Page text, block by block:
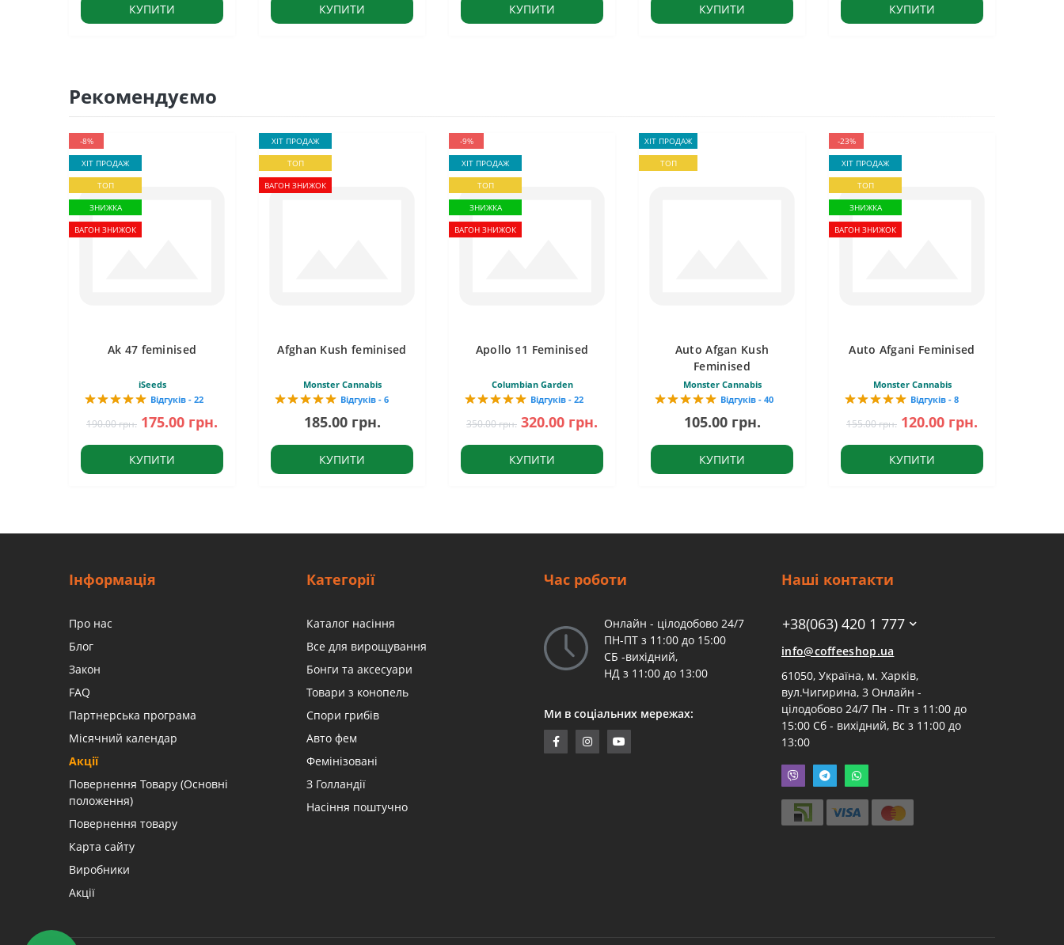
КУПИТИ КУПИТИ КУПИТИ КУПИТИ КУПИТИ
Рекомендуємо
-8%
ХІТ ПРОДАЖ
ТОП
ЗНИЖКА
ВАГОН ЗНИЖОК
Ak 47 feminised
iSeeds
Відгуків - 22
190.00 грн. 175.00 грн.
КУПИТИ
ХІТ ПРОДАЖ
ТОП
ВАГОН ЗНИЖОК
Afghan Kush feminised
Monster Cannabis
Відгуків - 6
185.00 грн.
КУПИТИ
-9%
ХІТ ПРОДАЖ
ТОП
ЗНИЖКА
ВАГОН ЗНИЖОК
Apollo 11 Feminised
Columbian Garden
Відгуків - 22
350.00 грн. 320.00 грн.
КУПИТИ
ХІТ ПРОДАЖ
ТОП
Auto Afgan Kush
Feminised
Monster Cannabis
Відгуків - 40
105.00 грн.
КУПИТИ
-23%
ХІТ ПРОДАЖ
ТОП
ЗНИЖКА
ВАГОН ЗНИЖОК
Auto Afgani Feminised
Monster Cannabis
Відгуків - 8
155.00 грн. 120.00 грн.
КУПИТИ
Інформація
Про нас
Блог
Закон
FAQ
Партнерська програма
Місячний календар
Акції
Повернення Товару (Основні
положення)
Повернення товару
Карта сайту
Виробники
Акції
Категорії
Каталог насіння
Все для вирощування
Бонги та аксесуари
Товари з конопель
Спори грибів
Авто фем
Фемінізовані
З Голландії
Насіння поштучно
Час роботи
Онлайн - цілодобово 24/7
ПН-ПТ з 11:00 до 15:00
СБ -вихідний,
НД з 11:00 до 13:00
Ми в соціальних мережах:
Наші контакти
+38(063) 420 1 777
info@coffeeshop.ua
61050, Україна, м. Харків,
вул.Чигирина, 3 Онлайн -
цілодобово 24/7 Пн - Пт з 11:00 до
15:00 Сб - вихідний, Вс з 11:00 до
13:00